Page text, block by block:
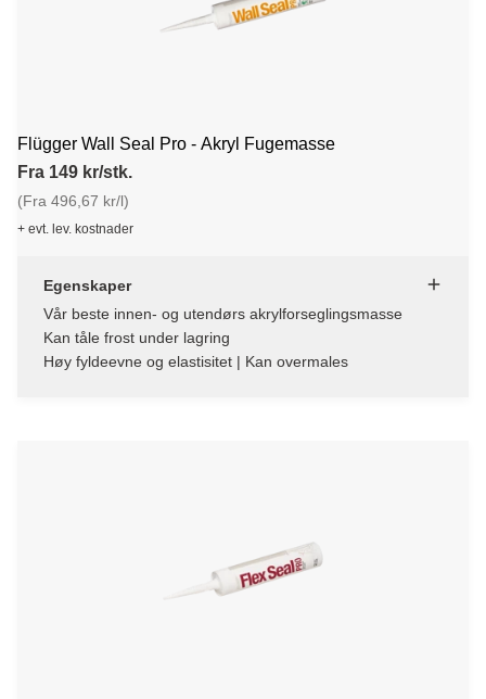
Flügger Wall Seal Pro - Akryl Fugemasse
Fra 149 kr/stk.
(Fra 496,67 kr/l)
+ evt. lev. kostnader
Egenskaper
Vår beste innen- og utendørs akrylforseglingsmasse
Kan tåle frost under lagring
Høy fyldeevne og elastisitet | Kan overmales